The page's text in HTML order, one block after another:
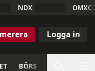
NDX
Logga in
BÖRS